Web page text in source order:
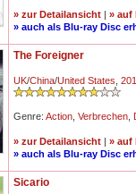
» zur Detailansicht | » auf
» auch als Blu-ray Disc
The Foreigner
UK/China/United States
Genre: Action Verbrechen
» zur Detailansicht | » auf
» auch als Blu-ray Disc
Sicario